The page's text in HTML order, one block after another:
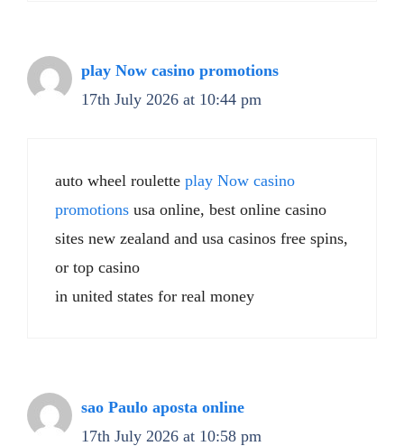
play Now casino promotions
17th July 2026 at 10:44 pm
auto wheel roulette play Now casino
promotions usa online, best online casino
sites new zealand and usa casinos free spins,
or top casino
in united states for real money
sao Paulo aposta online
17th July 2026 at 10:58 pm